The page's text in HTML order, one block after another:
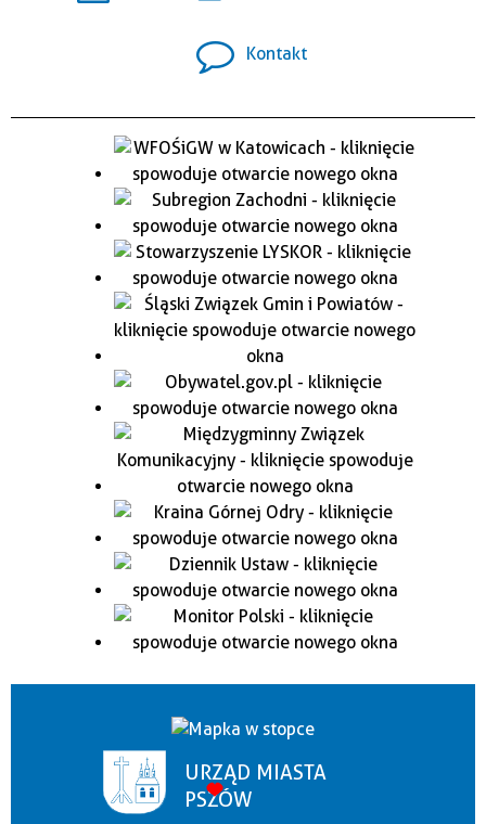
Kontakt
URZĄD MIASTA
PSZÓW